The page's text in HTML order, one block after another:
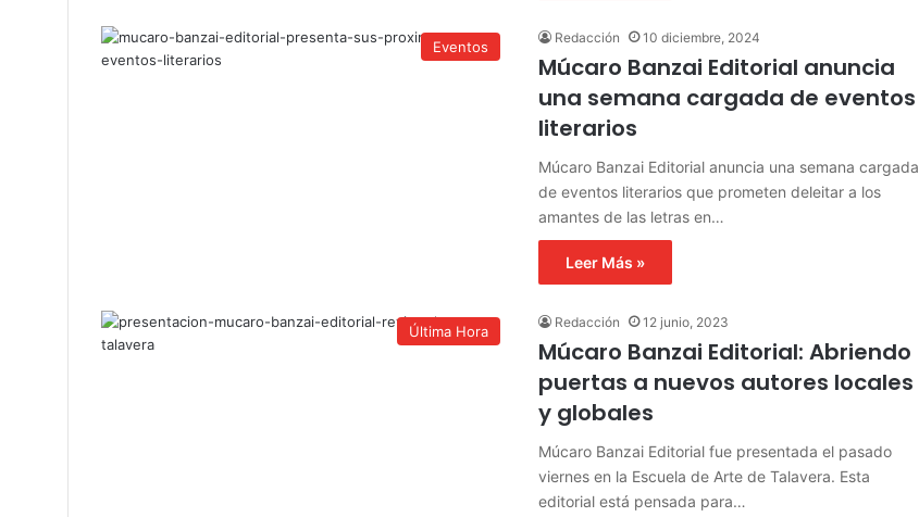
Eventos
Redacción 10 diciembre, 2024
Múcaro Banzai Editorial anuncia
una semana cargada de eventos
literarios
Múcaro Banzai Editorial anuncia una semana cargada
de eventos literarios que prometen deleitar a los
amantes de las letras en…
Leer Más »
Última Hora
Redacción 12 junio, 2023
Múcaro Banzai Editorial: Abriendo
puertas a nuevos autores locales
y globales
Múcaro Banzai Editorial fue presentada el pasado
viernes en la Escuela de Arte de Talavera. Esta
editorial está pensada para…